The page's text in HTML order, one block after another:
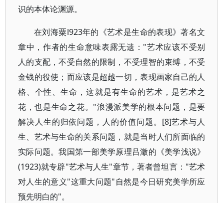
识的本体论渊源。
在刘海粟l923年的《艺术是生命的表现》著名文
章中，作者的生命意味表露无遗："艺术应该不受别
人的支配，不受自然的限制，不受理智的束缚，不受
金钱的役使；而应该是超越一切，表现画家自己的人
格、个性、生命，这就是有生命的艺术，是艺术之
花，也是生命之花。"浪漫派美学的根本问题，是要
解决人生的归依问题，人的价值问题。[8]艺术与人
生、艺术与生命的关系问题，就是当时人们所面临的
实际问题。我国第一部美学原理吕澂的《美学浅说》
(1923)就专辟"艺术与人生"章节，著者曾坦言："艺术
对人生的意义"这重大问题"自然是今日研究美学所应
预先明白的"。